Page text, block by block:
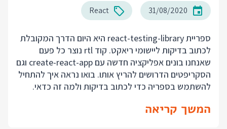
31/08/2020
React
ספריית react-testing-library היא היום הדרך המקובלת
לכתוב בדיקות ליישומי ריאקט. קוד rtl נוצר כל פעם
שאנחנו בונים אפליקציה חדשה עם create-react-app וגם
הסקריפטים הדרושים להריץ אותו. בואו נראה איך להתחיל
להשתמש בספריה כדי לכתוב בדיקות ולמה זה כדאי.
המשך קריאה